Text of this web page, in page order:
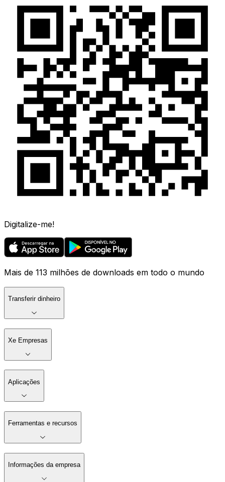
Digitalize-me!
Mais de 113 milhões de downloads em todo o mundo
Transferir dinheiro
Xe Empresas
Aplicações
Ferramentas e recursos
Informações da empresa